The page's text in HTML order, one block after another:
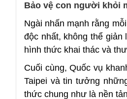
Bảo vệ con người khỏi
Ngài nhấn mạnh rằng
độc nhất, không thể
hình thức khai thác và
Cuối cùng, Quốc vụ
Taipei và tin tưởng
thức chung như là nền